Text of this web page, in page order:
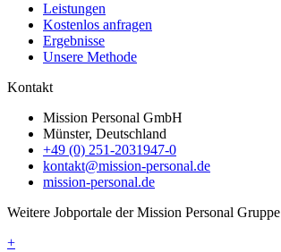
Leistungen
Kostenlos anfragen
Ergebnisse
Unsere Methode
Kontakt
Mission Personal GmbH
Münster, Deutschland
+49 (0) 251-2031947-0
kontakt@mission-personal.de
mission-personal.de
Weitere Jobportale der Mission Personal Gruppe
+